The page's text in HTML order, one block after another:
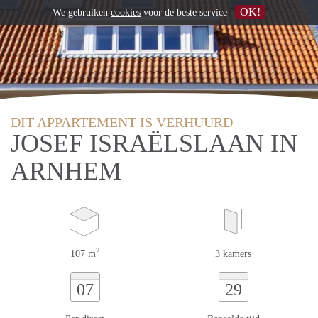
DIT APPARTEMENT IS VERHUURD
JOSEF ISRAËLSLAAN IN
ARNHEM
107 m2 3 kamers
07 29
We gebruiken cookies voor de beste service OK!